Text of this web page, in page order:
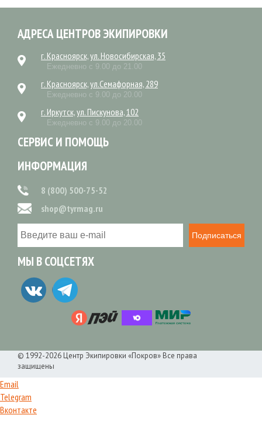
АДРЕСА ЦЕНТРОВ ЭКИПИРОВКИ
г. Красноярск, ул. Новосибирская, 35
Ежедневно с 9.00 до 21.00
г. Красноярск, ул.Семафорная, 289
Ежедневно с 9.00 до 20.00
г. Иркутск, ул. Пискунова, 102
Ежедневно с 9.00 до 20.00
СЕРВИС И ПОМОЩЬ
ИНФОРМАЦИЯ
8 (800) 500-75-52
shop@tyrmag.ru
Подписаться
МЫ В СОЦСЕТЯХ
© 1992-2026 Центр Экипировки «Покров» Все права
защищены
Email
Telegram
Вконтакте